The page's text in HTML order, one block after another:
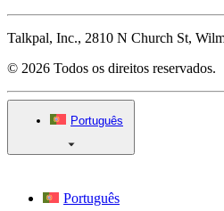
Talkpal, Inc., 2810 N Church St,
© 2026 Todos os direitos reservados.
Português
Português